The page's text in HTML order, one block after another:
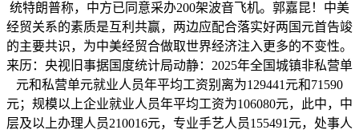
统特朗普称，中方已同意采办200架波音飞机。郭嘉昆！中美
经贸关系的素质是互利共赢，两边应配合落实好两国元首告竣
的主要共识，为中美经贸合做取世界经济注入更多的不变性。
来历：央视旧事据国度统计局动静：2025年全国城镇非私营单
元和私营单元就业人员年平均工资别离为129441元和71590
元；规模以上企业就业人员年平均工资为106080元，此中，中
层及以上办理人员210016元，专业手艺人员155491元，处事人